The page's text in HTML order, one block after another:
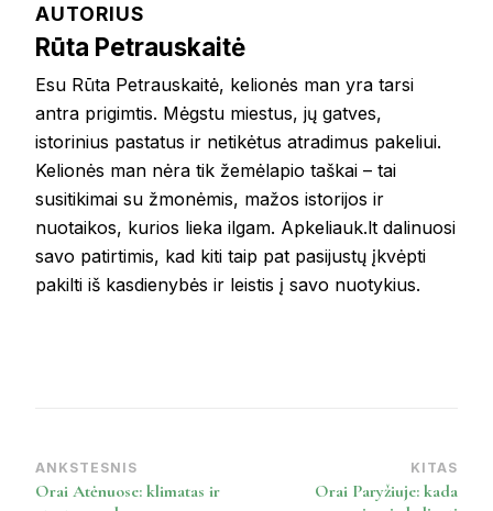
AUTORIUS
Rūta Petrauskaitė
Esu Rūta Petrauskaitė, kelionės man yra tarsi
antra prigimtis. Mėgstu miestus, jų gatves,
istorinius pastatus ir netikėtus atradimus pakeliui.
Kelionės man nėra tik žemėlapio taškai – tai
susitikimai su žmonėmis, mažos istorijos ir
nuotaikos, kurios lieka ilgam. Apkeliauk.lt dalinuosi
savo patirtimis, kad kiti taip pat pasijustų įkvėpti
pakilti iš kasdienybės ir leistis į savo nuotykius.
Post
ANKSTESNIS
Orai Atėnuose: klimatas ir
KITAS
Orai Paryžiuje: kada